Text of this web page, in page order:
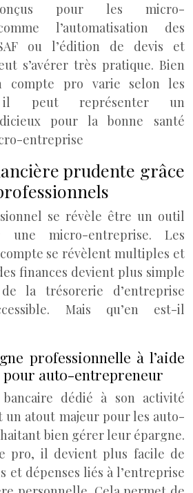
pour les micro-
l’automatisation des
ou l’édition de devis et
s’avérer très pratique. Bien
compte pro varie selon les
il peut représenter un
pour la bonne santé
entreprise
prudente grâce
se révèle être un outil
une micro-entreprise. Les
se révèlent multiples et
finances devient plus simple
la trésorerie d’entreprise
Mais qu’en est-il
professionnelle à l’aide
pour auto-entrepreneur
dédié à son activité
un atout majeur pour les auto-
bien gérer leur épargne.
pro, il devient plus facile de
et dépenses liés à l’entreprise